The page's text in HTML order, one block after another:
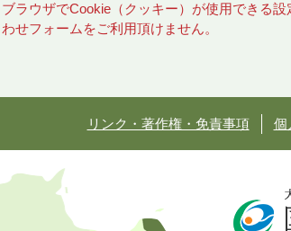
ブラウザでCookie（クッキー）が使用できる
わせフォームをご利用頂けません。
リンク・著作権・免責事項 個